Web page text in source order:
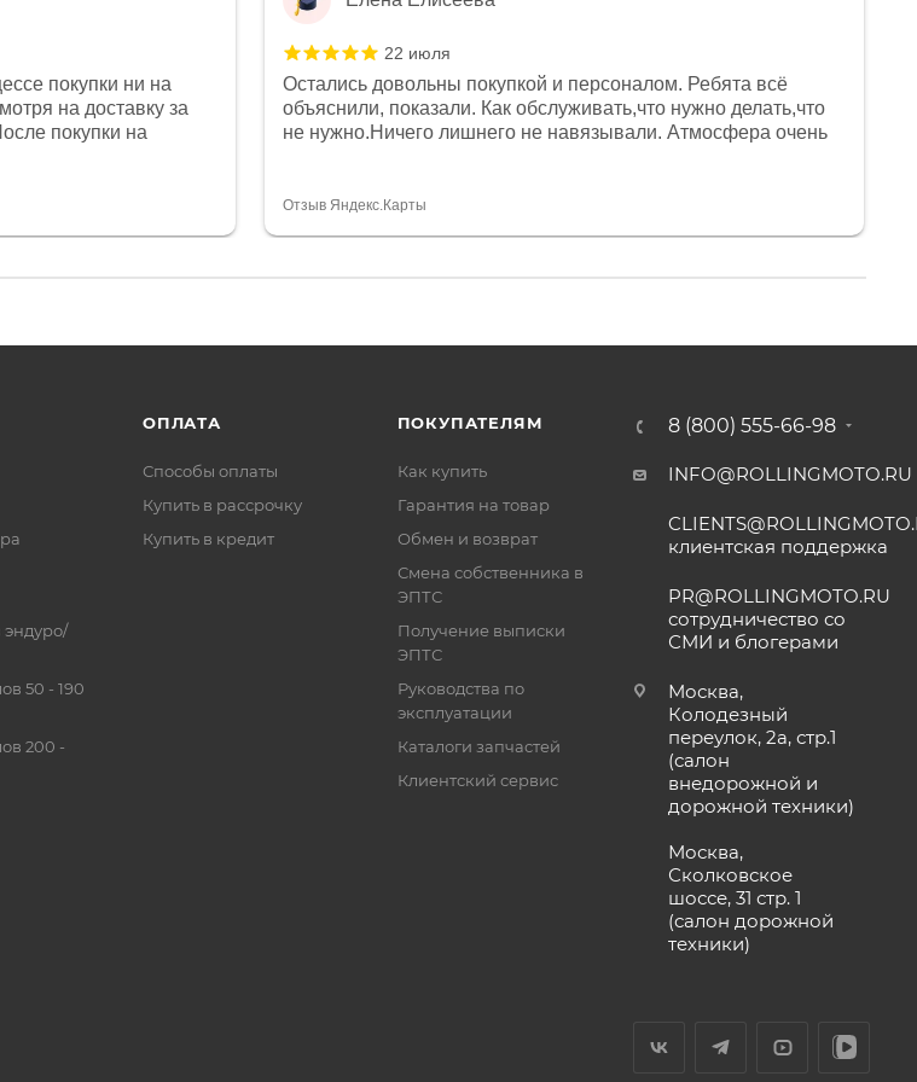
покупки ни на
на доставку за
покупки на
магазина
была решена.
к клиенту после
22 июля
Остались довольны покупкой и персоналом. Ребята всё
объяснили, показали. Как обслуживать,что нужно делать,что
не нужно.Ничего лишнего не навязывали. Атмосфера очень
огромное спасибо Дмитрию, за клиентоориентированность и
Отзыв Яндекс.Карты
эндуро/
50 - 190
200 -
ОПЛАТА
Способы оплаты
Купить в рассрочку
Купить в кредит
ПОКУПАТЕЛЯМ
Как купить
Гарантия на товар
Обмен и возврат
Смена собственника в
ЭПТС
Получение выписки
ЭПТС
Руководства по
эксплуатации
Каталоги запчастей
Клиентский сервис
8 (800) 555-66-98
INFO@ROLLINGMOTO.RU
клиентская поддержка
PR@ROLLINGMOTO.RU
сотрудничество со
СМИ и блогерами
Москва,
Колодезный
переулок, 2а, стр.1
(салон
внедорожной и
дорожной техники)
Москва,
Сколковское
шоссе, 31 стр. 1
(салон дорожной
техники)